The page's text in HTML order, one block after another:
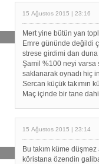
15 Ağustos 2015 | 23:16
Mert yine bütün yan
Emre gününde değildi
strese girdimi dan duna
Şamil %100 neyi varsa
saklanarak oynadı hiç
Sercan küçük takımın
Maç içinde bir tane
15 Ağustos 2015 | 23:14
Bu takım küme
köristana özendin